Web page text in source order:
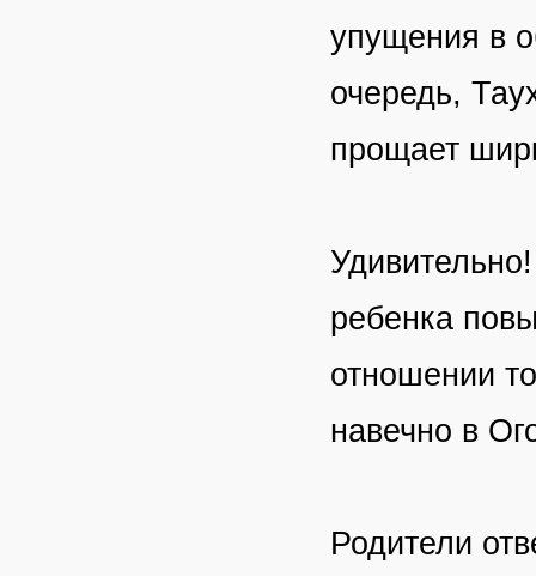
упущения в
очередь,
прощает
ребенка
отношении
навечно в
Родители